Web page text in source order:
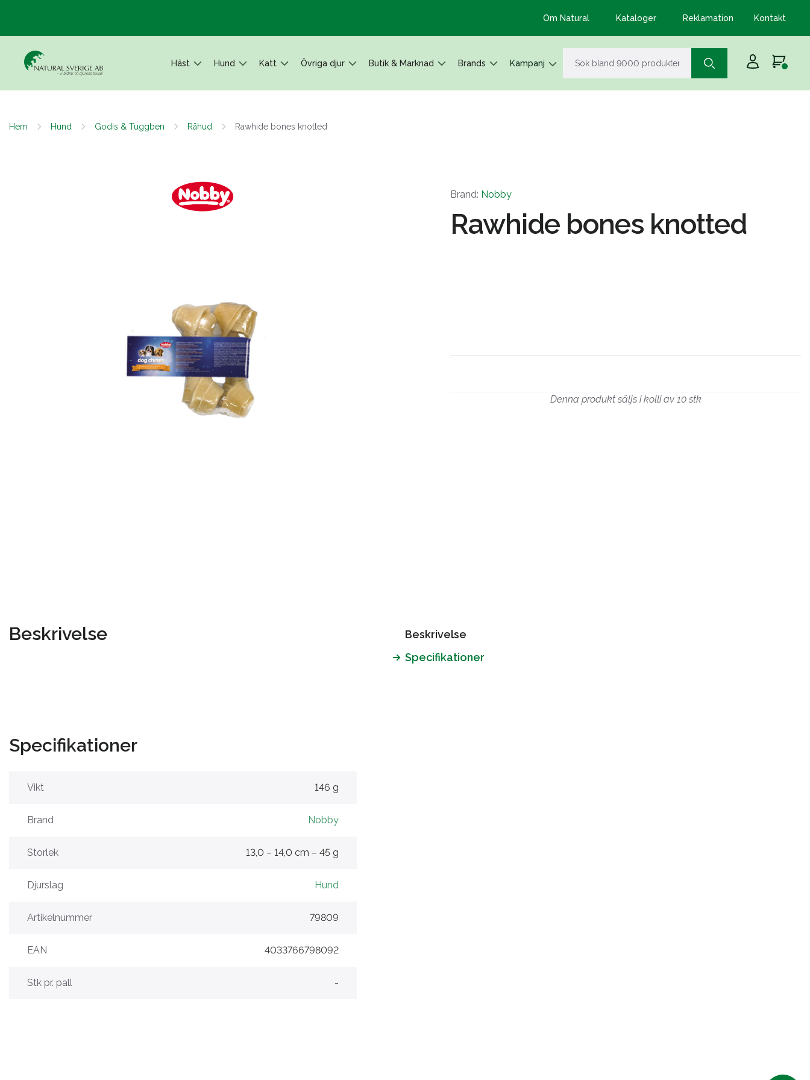
Om Natural Kataloger Reklamation Kontakt
Häst Hund Katt Övriga djur Butik & Marknad Brands Kampanj
Hem Hund Godis & Tuggben Råhud Rawhide bones knotted
Brand: Nobby
Rawhide bones knotted
Denna produkt säljs i kolli av 10 stk
Beskrivelse
Specifikationer
Vikt 146 g
Brand Nobby
Storlek 13,0 – 14,0 cm – 45 g
Djurslag Hund
Artikelnummer 79809
EAN 4033766798092
Stk pr. pall -
Beskrivelse
Specifikationer